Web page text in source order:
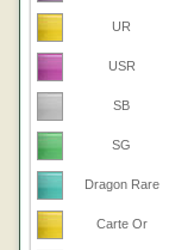
UR
USR
SB
SG
Dragon Rare
Carte Or